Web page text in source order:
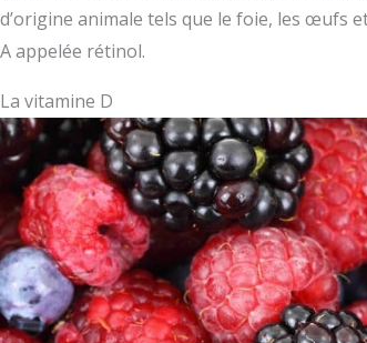
d’origine animale tels que le foie, les œufs
A appelée rétinol.
La vitamine D